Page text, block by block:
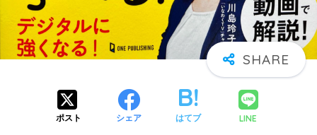
ポスト シェア はてブ LINE